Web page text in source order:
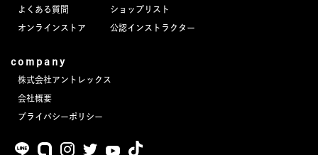
よくある質問
オンラインストア
ショップリスト
公認インストラクター
company
株式会社アントレックス
会社概要
プライバシーポリシー